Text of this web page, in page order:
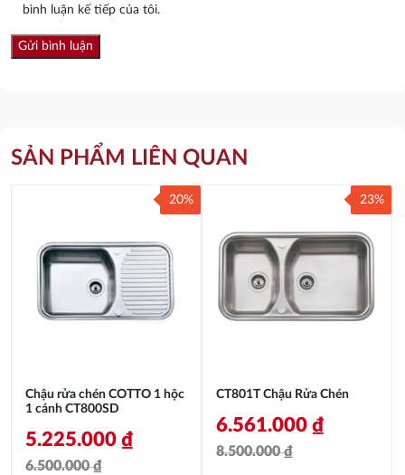
bình luận kế tiếp của tôi.
SẢN PHẨM LIÊN QUAN
Chậu rửa chén COTTO 1 hộc
1 cánh CT800SD
6.500.000₫
5.225.000 ₫
20%
CT801T Chậu Rửa Chén
8.500.000₫
6.561.000 ₫
23%